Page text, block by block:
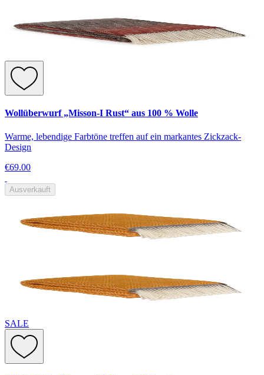
Wollüberwurf „Misson-I Rust“ aus 100 % Wolle
Warme, lebendige Farbtöne treffen auf ein markantes Zickzack-
Design
€69.00
Ausverkauft
SALE